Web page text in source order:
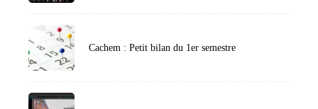
Cachem : Petit bilan du 1er semestre